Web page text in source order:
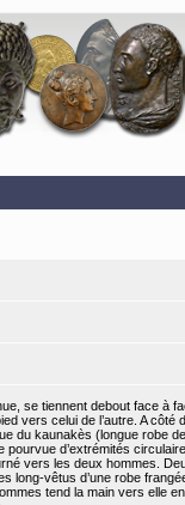
se tiennent debout face à
vers celui de l’autre. A
du kaunakès (longue robe
pourvue d’extrémités
vers les deux hommes.
long-vêtus d’une robe
tend la main vers elle